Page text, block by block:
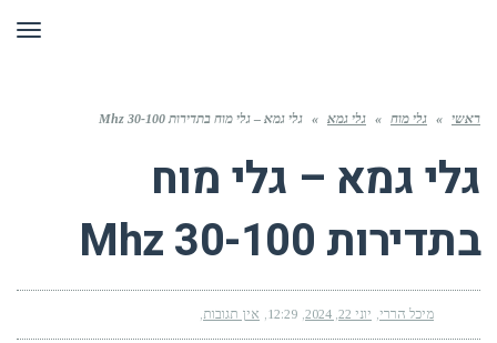
ראשי » גלי מוח » גלי גמא » גלי גמא – גלי מוח בתדירות 30-100 Mhz
גלי גמא – גלי מוח
בתדירות 30-100 Mhz
מיכל הררי יוני 22, 2024 12:29 אין תגובות